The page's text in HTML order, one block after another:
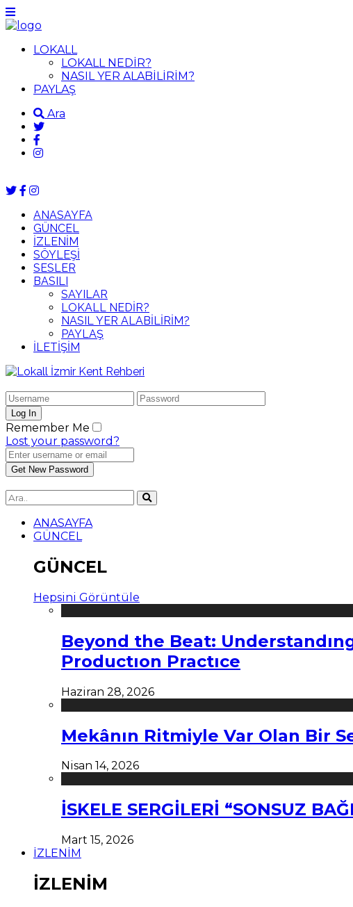
LOKALL
LOKALL NEDİR?
NASIL YER ALABİLİRİM?
PAYLAŞ
Ara
ANASAYFA
GÜNCEL
İZLENİM
SÖYLEŞİ
SESLER
BASILI
SAYILAR
LOKALL NEDİR?
NASIL YER ALABİLİRİM?
PAYLAŞ
İLETİŞİM
Remember Me
Lost your password?
ANASAYFA
GÜNCEL
GÜNCEL
Hepsini Görüntüle
Beyond the Beat:
Productıon Practıce
Haziran 28, 2026
Mekânın Ritmiyle Var Olan Bir
Nisan 14, 2026
İSKELE SERGİLERİ “SONSUZ
Mart 15, 2026
İZLENİM
İZLENİM